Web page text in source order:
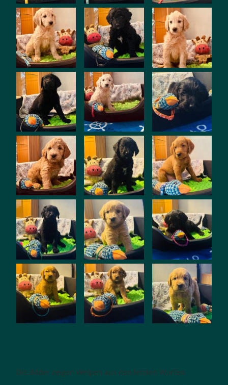
Die Bilder zeigen Welpen aus den letzten Würfen